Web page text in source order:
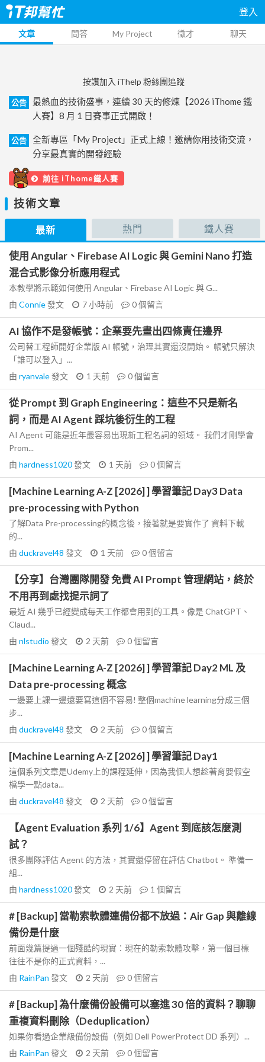
登入
文章 問答 My Project 徵才 聊天
按讚加入 iThelp 粉絲團追蹤
公告
最熱血的技術盛事，連續 30 天的修煉【2026 iThome 鐵
人賽】8 月 1 日賽事正式開啟！
公告
全新專區「My Project」正式上線！邀請你用技術交流，
分享最真實的開發經驗
前往 iThome鐵人賽
技術文章
最新 熱門 鐵人賽
使用 Angular、Firebase AI Logic 與 Gemini Nano 打造
混合式影像分析應用程式
本教學將示範如何使用 Angular、Firebase AI Logic 與 G...
由 Connie發文 7 小時前 0個留言
AI 協作不是發帳號：企業要先畫出四條責任邊界
公司替工程師開好企業版 AI 帳號，治理其實還沒開始。 帳號只解決
「誰可以登入」...
由 ryanvale發文 1 天前 0個留言
從 Prompt 到 Graph Engineering：這些不只是新名
詞，而是 AI Agent 踩坑後衍生的工程
AI Agent 可能是近年最容易出現新工程名詞的領域。 我們才剛學會
Prom...
由 hardness1020發文 1 天前 0個留言
[Machine Learning A-Z [2026] ] 學習筆記 Day3 Data
pre-processing with Python
了解Data Pre-processing的概念後，接著就是要實作了 資料下載
的...
由 duckravel48 發文 1 天前 0個留言
【分享】台灣團隊開發 免費 AI Prompt 管理網站，終於
不用再到處找提示詞了
最近 AI 幾乎已經變成每天工作都會用到的工具。像是 ChatGPT、
Claud...
由 nlstudio 發文 2 天前 0個留言
[Machine Learning A-Z [2026] ] 學習筆記 Day2 ML 及
Data pre-processing 概念
一邊要上課一邊還要寫這個不容易! 整個machine learning分成三個
步...
由 duckravel48 發文 2 天前 0個留言
[Machine Learning A-Z [2026] ] 學習筆記 Day1
這個系列文章是Udemy上的課程延伸，因為我個人想趁著育嬰假空
檔學一點data...
由 duckravel48 發文 2 天前 0個留言
【Agent Evaluation 系列 1/6】Agent 到底該怎麼測
試？
很多團隊評估 Agent 的方法，其實還停留在評估 Chatbot。 準備一
組...
由 hardness1020發文 2 天前 1 個留言
# [Backup] 當勒索軟體連備份都不放過：Air Gap 與離線
備份是什麼
前面幾篇提過一個殘酷的現實：現在的勒索軟體攻擊，第一個目標
往往不是你的正式資料，...
由 RainPan 發文 2 天前 0個留言
# [Backup] 為什麼備份設備可以塞進 30 倍的資料？聊聊
重複資料刪除（Deduplication）
如果你看過企業級備份設備（例如 Dell PowerProtect DD 系列）...
由 RainPan 發文 2 天前 0個留言